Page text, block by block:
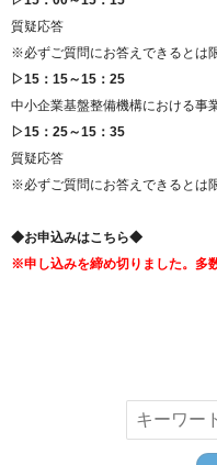
質疑応答
※必ずご質問にお答えできるとは
▷15：15～15：25
中小企業基盤整備機構における事
▷15：25～15：35
質疑応答
※必ずご質問にお答えできるとは
◆お申込みはこちら◆
※申し込みを締め切りました。多